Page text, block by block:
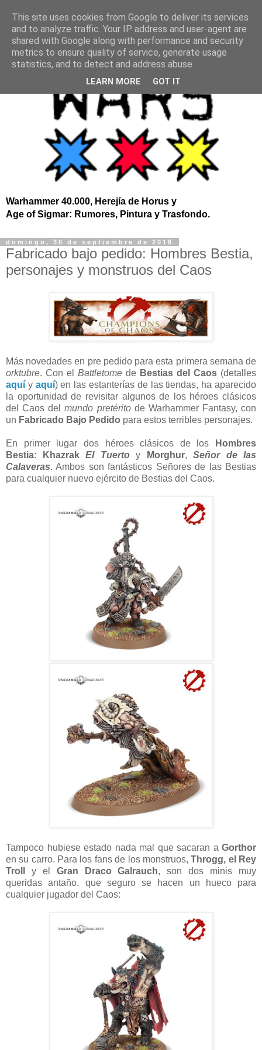
Warhammer 40.000, Herejía de Horus y
Age of Sigmar: Rumores, Pintura y Trasfondo.
domingo, 30 de septiembre de 2018
Fabricado bajo pedido: Hombres Bestia,
personajes y monstruos del Caos
Más novedades en pre pedido para esta primera semana de
orktubre. Con el Battletome de Bestias del Caos (detalles
aquí y aquí) en las estanterías de las tiendas, ha aparecido
la oportunidad de revisitar algunos de los héroes clásicos
del Caos delmundo pretéritode Warhammer Fantasy, con
un Fabricado Bajo Pedido para estos terribles personajes.
En primer lugar dos héroes clásicos de los
Hombres
Bestia: Khazrak El Tuertoy Morghur,
Señor de las
Calaveras. Ambos son fantásticos Señores de las Bestias
para cualquier nuevo ejército de Bestias del Caos.
Tampoco hubiese estado nada mal que sacaran a Gorthor
en su carro. Para los fans de los monstruos,Throgg, el Rey
Troll
y el Gran Draco Galrauch, son dos minis muy
queridas antaño, que seguro se hacen un hueco para
cualquier jugador del Caos:
This site uses cookies from Google to deliver its services
and to analyze traffic. Your IP address and user-agent are
shared with Google along with performance and security
metrics to ensure quality of service, generate usage
statistics, and to detect and address abuse.
LEARN MORE GOT IT